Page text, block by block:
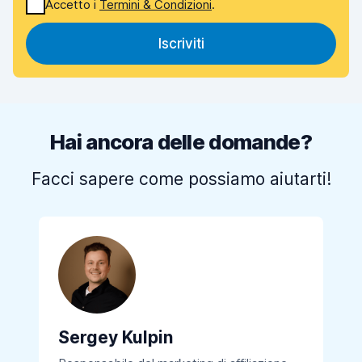
Accetto i Termini & Condizioni.
Iscriviti
Hai ancora delle domande?
Facci sapere come possiamo aiutarti!
Sergey Kulpin